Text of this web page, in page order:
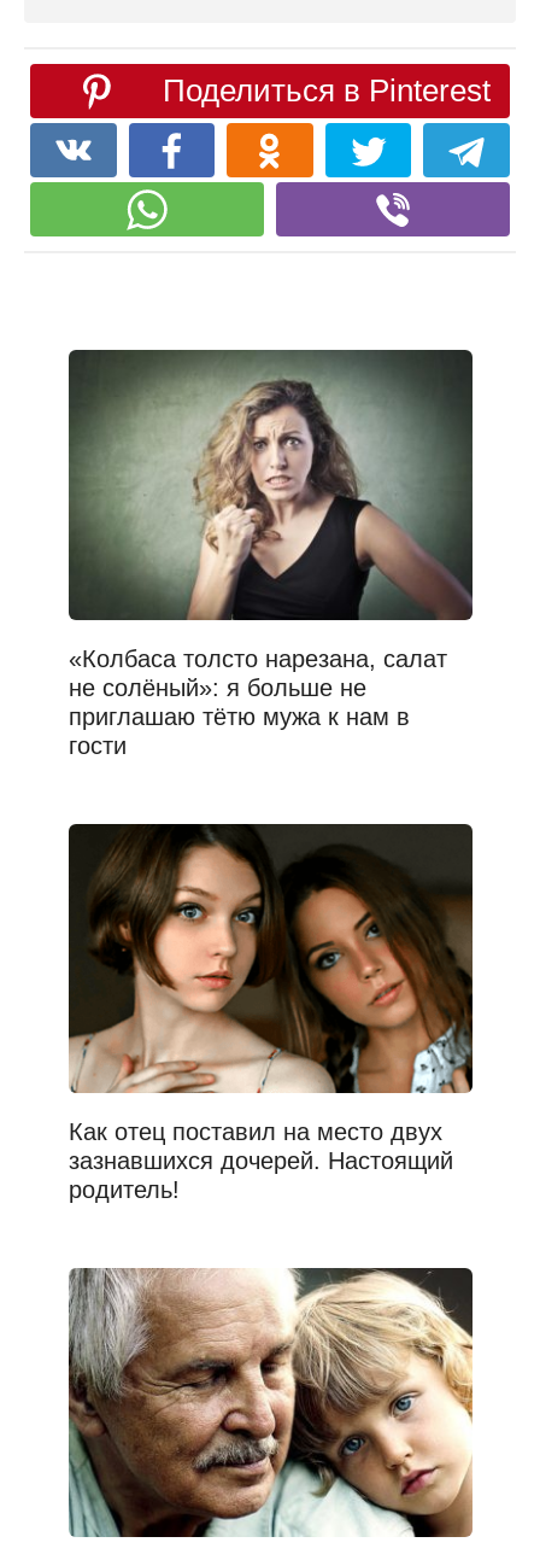
Поделиться в Pinterest
«Колбаса толсто нарезана, салат
не солёный»: я больше не
приглашаю тётю мужа к нам в
гости
Как отец поставил на место двух
зазнавшихся дочерей. Настоящий
родитель!